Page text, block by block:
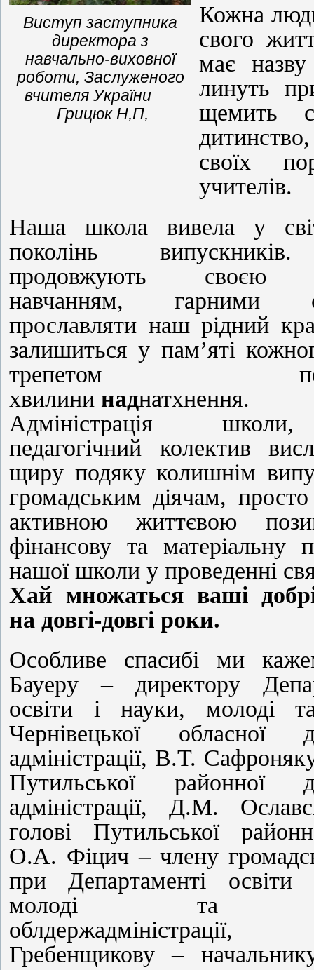
Виступ заступника
директора з
навчально-виховної
роботи, Заслуженого
вчителя України
Грицюк Н,П,
Кожна
свого
має
линуть
щемить
своїх
учителів.
Наша школа вивела у
поколінь
продовжують своєю
навчанням, гарними
прославляти наш рідний
залишиться у пам’яті
трепетом
хвилини наднатхнення.
Адміністрація
педагогічний колектив
щиру подяку колишнім
громадським діячам,
активною життєвою
фінансову та матеріальну
нашої школи у проведенні
Хай множаться ваші
на довгі-довгі роки.
Особливе спасибі ми
Бауеру – директору
освіти і науки, молоді
Чернівецької обласної
адміністрації, В.Т.
Путильської районної
адміністрації, Д.М.
голові Путильської
О.А. Фіцич – члену
при Департаменті освіти
молоді та
Гребенщикову –